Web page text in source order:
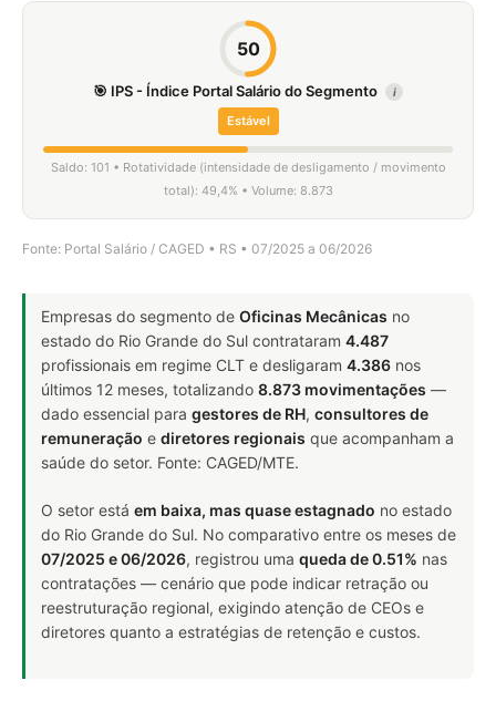
50
🎯 IPS - Índice Portal Salário do Segmento i
Estável
Saldo: 101 • Rotatividade (intensidade de desligamento / movimento
total): 49,4% • Volume: 8.873
Fonte: Portal Salário / CAGED • RS • 07/2025 a 06/2026
Empresas do segmento de Oficinas Mecânicas no
estado do Rio Grande do Sul contrataram 4.487
profissionais em regime CLT e desligaram 4.386 nos
últimos 12 meses, totalizando 8.873 movimentações —
dado essencial para gestores de RH, consultores de
remuneração e diretores regionais que acompanham a
saúde do setor. Fonte: CAGED/MTE.
O setor está em baixa, mas quase estagnado no estado
do Rio Grande do Sul. No comparativo entre os meses de
07/2025 e 06/2026, registrou uma queda de 0.51% nas
contratações — cenário que pode indicar retração ou
reestruturação regional, exigindo atenção de CEOs e
diretores quanto a estratégias de retenção e custos.